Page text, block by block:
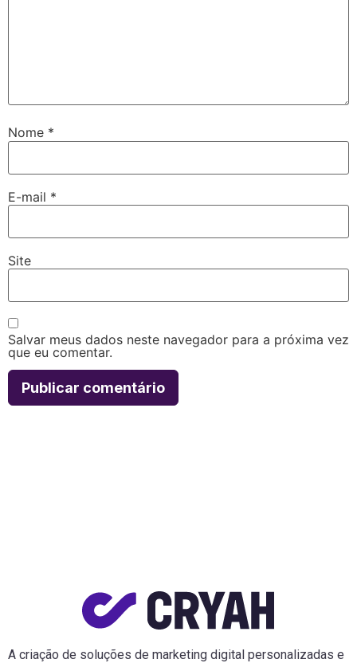
Nome *
E-mail *
Site
Salvar meus dados neste navegador para a próxima vez
que eu comentar.
A criação de soluções de marketing digital personalizadas e